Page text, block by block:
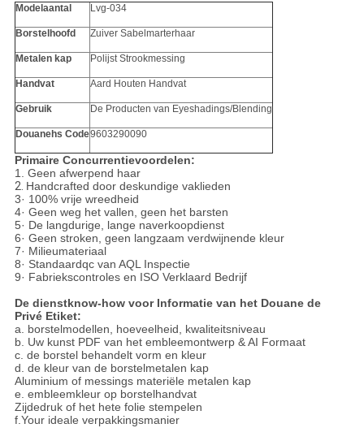
Modelaantal
Lvg-034
Borstelhoofd Zuiver Sabelmarterhaar
Metalen kap Polijst Strookmessing
Handvat Aard Houten Handvat
Gebruik De Producten van Eyeshadings/Blending
Douanehs Code9603290090
Primaire Concurrentievoordelen:
1. Geen afwerpend haar
2. Handcrafted door deskundige vaklieden
3· 100% vrije wreedheid
4· Geen weg het vallen, geen het barsten
5· De langdurige, lange naverkoopdienst
6· Geen stroken, geen langzaam verdwijnende kleur
7· Milieumateriaal
8· Standaardqc van AQL Inspectie
9· Fabriekscontroles en ISO Verklaard Bedrijf
De dienstknow-how voor Informatie van het Douane de
Privé Etiket:
a. borstelmodellen, hoeveelheid, kwaliteitsniveau
b. Uw kunst PDF van het embleemontwerp & AI Formaat
c. de borstel behandelt vorm en kleur
d. de kleur van de borstelmetalen kap
Aluminium of messings materiële metalen kap
e. embleemkleur op borstelhandvat
Zijdedruk of het hete folie stempelen
f.Your ideale verpakkingsmanier